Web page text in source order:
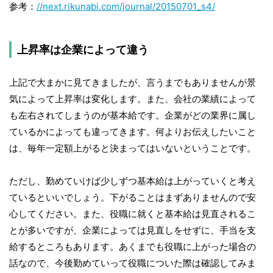
参考： //next.rikunabi.com/journal/20150701_s4/
上昇率は企業によって違う
上記で大まかに見てきましたが、言うまでもありませんが景
気によって上昇率は変化します。また、会社の業績によって
も左右されてしまうのが基本給です。企業がどの業界に属し
ているかによっても違ってきます。何よりお伝えしたいこと
は、毎年一定額上がると決まってはいないということです。
ただし、勤めていけば少しずつ基本給は上がっていくと考え
ているといいでしょう。下がることはまずありませんので安
心してください。また、役職に就くと基本給は見直されるこ
とが多いですが、企業によっては見直しをせずに、手当を支
給するところもあります。あくまでも役職に上がった場合の
話なので、今後勤めていって役職についた際は確認してみま